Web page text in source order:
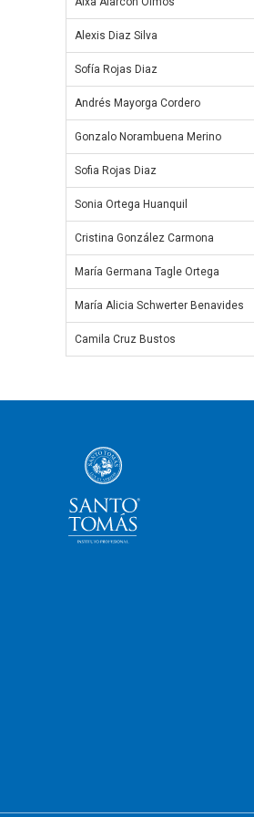
Alexis Diaz Silva
Sofía Rojas Diaz
Andrés Mayorga Cordero
Gonzalo Norambuena Merino
Sofia Rojas Diaz
Sonia Ortega Huanquil
Cristina González Carmona
María Germana Tagle Ortega
María Alicia Schwerter Benavides
Camila Cruz Bustos